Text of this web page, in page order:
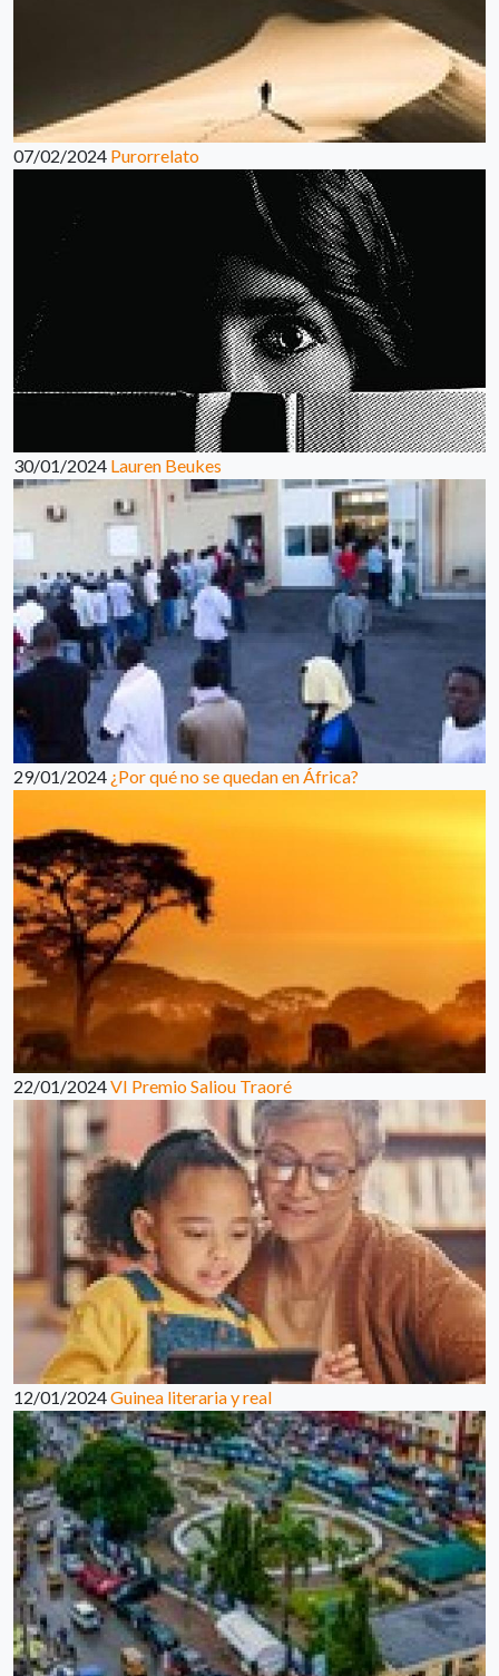
07/02/2024 Purorrelato
30/01/2024 Lauren Beukes
29/01/2024 ¿Por qué no se quedan en África?
22/01/2024VI Premio Saliou Traoré
12/01/2024Guinea literaria y real